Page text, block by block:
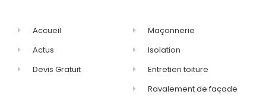
Accueil
Actus
Devis Gratuit
Maçonnerie
Isolation
Entretien toiture
Ravalement de façade